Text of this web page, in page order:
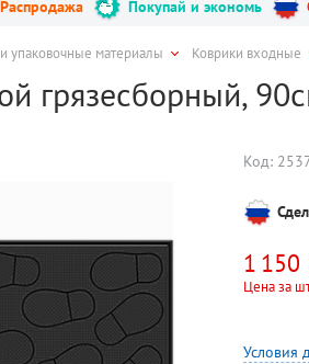
Распродажа Покупай и экономь
упаковочные материалы Коврики входные
грязесборный,
Код:
1 150
Цена за
Условия